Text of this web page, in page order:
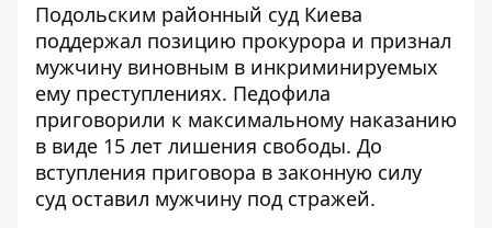
Подольским районный суд Киева
поддержал позицию прокурора и признал
мужчину виновным в инкриминируемых
ему преступлениях. Педофила
приговорили к максимальному наказанию
в виде 15 лет лишения свободы. До
вступления приговора в законную силу
суд оставил мужчину под стражей.